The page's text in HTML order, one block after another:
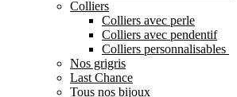
Colliers
Colliers avec perle
Colliers avec pendentif
Colliers personnalisables
Nos grigris
Last Chance
Tous nos bijoux